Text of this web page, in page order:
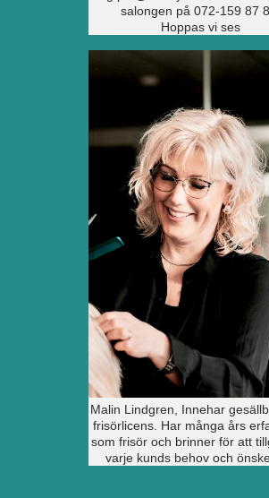
salongen på 072-159 87
Hoppas vi ses
Malin Lindgren, Innehar
frisörlicens. Har många års
som frisör och brinner för att
varje kunds behov och